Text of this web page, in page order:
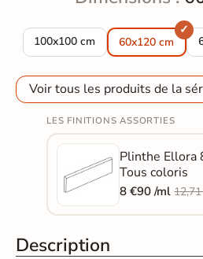
100x100 cm
Carrelage sol extérieur effet
60x120 cm
Voir tous les produits de la
LES FINITIONS ASSORTIES
Plinthe Ellora
Tous coloris
8 €90 /ml
Description